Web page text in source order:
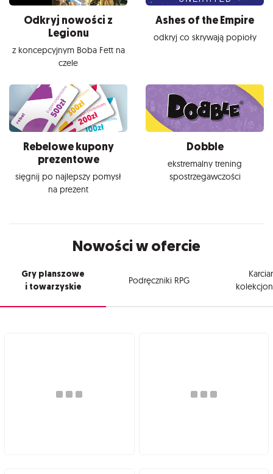
Odkryj nowości z
Legionu
z koncepcyjnym Boba Fett na
czele
Ashes of the Empire
odkryj co skrywają popioły
Rebelowe kupony
prezentowe
sięgnij po najlepszy pomysł
na prezent
Dobble
ekstremalny trening
spostrzegawczości
Nowości w ofercie
Gry planszowe
i towarzyskie
Podręczniki RPG